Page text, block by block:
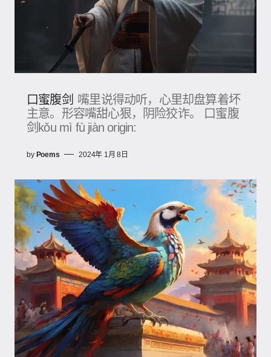
口蜜腹剑 嘴里说得动听，心里却盘算着坏
主意。形容嘴甜心狠，阴险狡诈。 口蜜腹
剑kǒu mì fù jiàn origin:
by Poems 2024年 1月 8日